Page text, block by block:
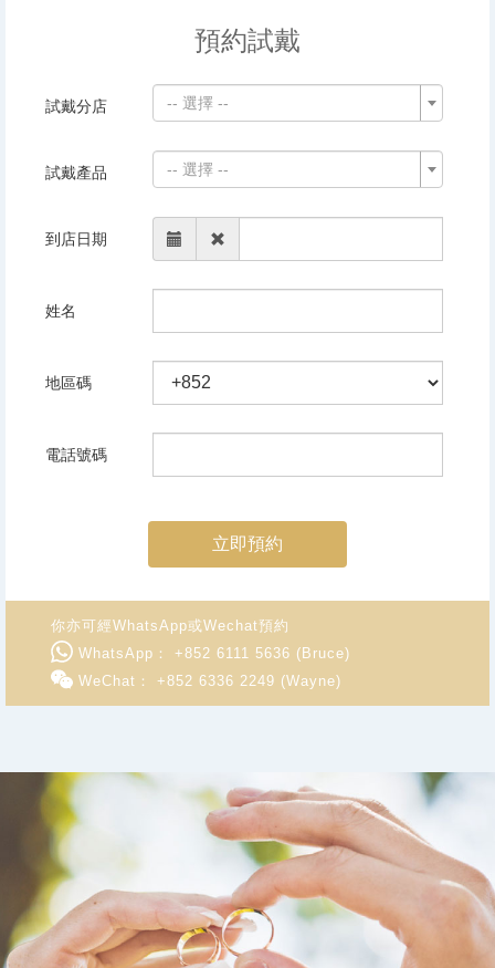
預約試戴
試戴分店 -- 選擇 --
試戴產品 -- 選擇 --
到店日期
姓名
地區碼
電話號碼
立即預約
你亦可經WhatsApp或Wechat預約
WhatsApp： +852 6111 5636 (Bruce)
WeChat： +852 6336 2249 (Wayne)